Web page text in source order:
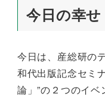
今日の幸せ
今日は、産総研の
和代出版記念セミ
論」”の２つのイベ